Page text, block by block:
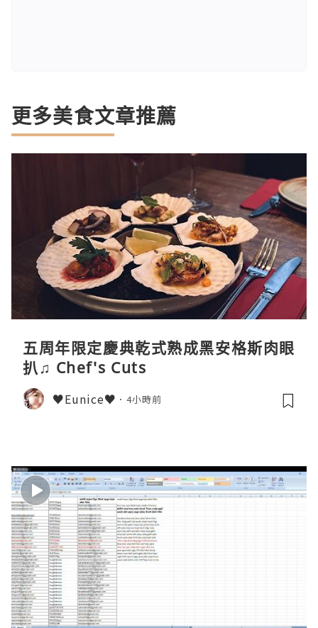
更多美食文章推薦
五周年限定慶典乾式熟成黑安格斯肉眼
扒♫ Chef's Cuts
♥Eunice♥ 4小時前